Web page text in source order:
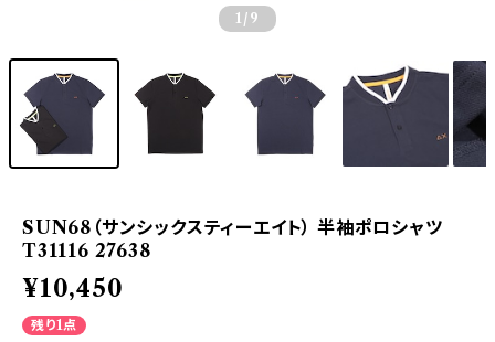
1 /9
SUN68（サンシックスティーエイト） 半袖ポロシャツ
T31116 27638
¥10,450
残り1点